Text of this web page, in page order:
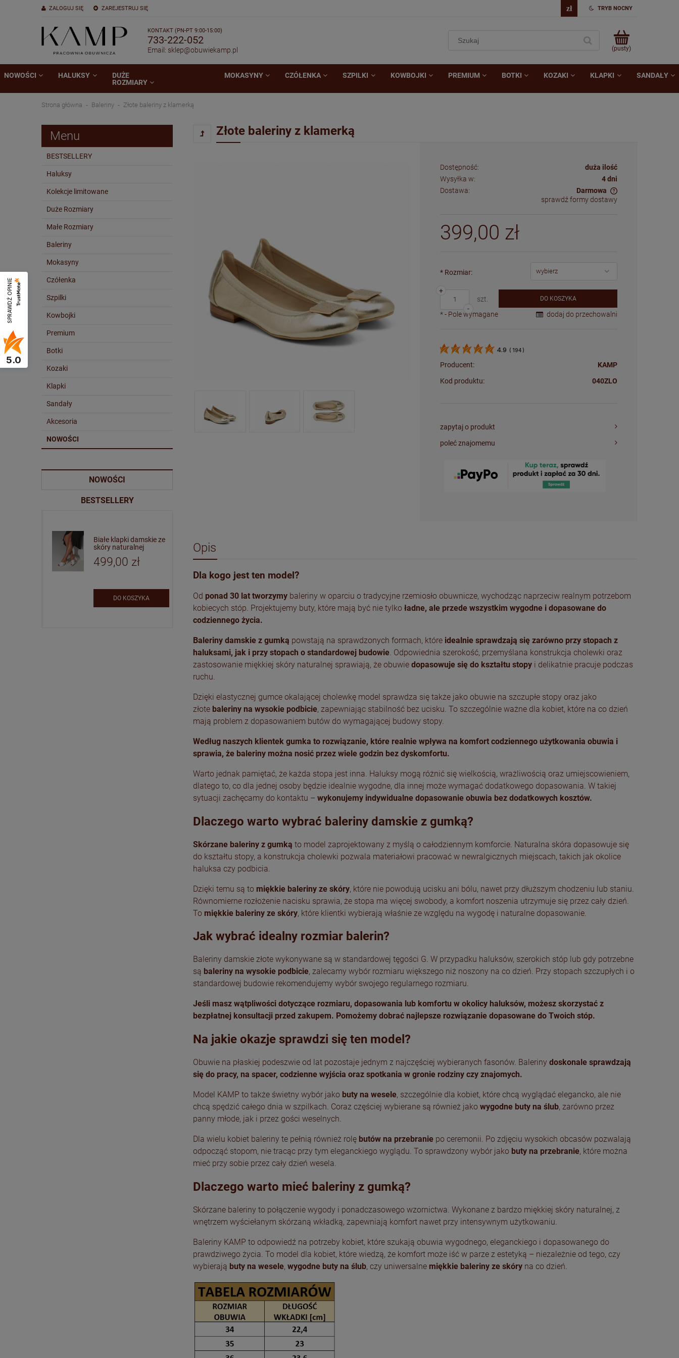
ZAREJESTRUJ SIĘ
ZALOGUJ SIĘ TRYB NOCNY
KONTAKT (PN-PT 9:00-15:00)
733-222-052
Email: sklep@obuwiekamp.pl (pusty)
NOWOŚCI HALUKSY
DUŻE
ROZMIARY
MOKASYNY CZÓŁENKA SZPILKI KOWBOJKI PREMIUM BOTKI KOZAKI KLAPKI SANDAŁY
Strona główna Baleriny Złote baleriny z klamerką
Menu
BESTSELLERY
Haluksy
Kolekcje limitowane
Duże Rozmiary
Małe Rozmiary
Baleriny
Mokasyny
Czółenka
Szpilki
Kowbojki
Premium
Botki
Kozaki
Klapki
Sandały
Akcesoria
NOWOŚCI
NOWOŚCI
BESTSELLERY
Białe klapki damskie ze
skóry naturalnej
499,00 zł
DO KOSZYKA DO KOSZYKA DO KOSZYKA
Beżowe klapki z
miękkiej skóry
499,00 zł
DO KOSZYKA DO KOSZYKA DO KOSZYKA DO KOSZYKA
Złote baleriny z klamerką
Dostępność:
duża ilość
Wysyłka w:
4 dni
Dostawa:
Darmowa
sprawdź formy dostawy
399,00 zł
* Rozmiar:
-
+
szt.
DO KOSZYKA
dodaj do przechowalni
*- Pole wymagane
4.9 ( 194 )
Producent:
KAMP
Kod produktu:
040ZLO
zapytaj o produkt
poleć znajomemu
Opis
Dla kogo jest ten model?
Od ponad 30 lat tworzymy baleriny w oparciu o tradycyjne rzemiosło obuwnicze, wychodząc naprzeciw realnym potrzebom
kobiecych stóp. Projektujemy buty, które mają być nie tylko ładne, ale przede wszystkim wygodne i dopasowane do
codziennego życia.
Baleriny damskie z gumką powstają na sprawdzonych formach, które idealnie sprawdzają się zarówno przy stopach z
haluksami, jak i przy stopach o standardowej budowie . Odpowiednia szerokość, przemyślana konstrukcja cholewki oraz
zastosowanie miękkiej skóry naturalnej sprawiają, że obuwie dopasowuje się do kształtu stopy i delikatnie pracuje podczas
ruchu.
Dzięki elastycznej gumce okalającej cholewkę model sprawdza się także jako obuwie na szczupłe stopy oraz jako
złote baleriny na wysokie podbicie, zapewniając stabilność bez ucisku. To szczególnie ważne dla kobiet, które na co dzień
mają problem z dopasowaniem butów do wymagającej budowy stopy.
Według naszych klientek gumka to rozwiązanie, które realnie wpływa na komfort codziennego użytkowania obuwia i
sprawia, że baleriny można nosić przez wiele godzin bez dyskomfortu.
Warto jednak pamiętać, że każda stopa jest inna. Haluksy mogą różnić się wielkością, wrażliwością oraz umiejscowieniem,
dlatego to, co dla jednej osoby będzie idealnie wygodne, dla innej może wymagać dodatkowego dopasowania. W takiej
sytuacji zachęcamy do kontaktu – wykonujemy indywidualne dopasowanie obuwia bez dodatkowych kosztów.
Dlaczego warto wybrać baleriny damskie z gumką?
Skórzane baleriny z gumką to model zaprojektowany z myślą o całodziennym komforcie. Naturalna skóra dopasowuje się
do kształtu stopy, a konstrukcja cholewki pozwala materiałowi pracować w newralgicznych miejscach, takich jak okolice
haluksa czy podbicia.
Dzięki temu są to miękkie baleriny ze skóry, które nie powodują ucisku ani bólu, nawet przy dłuższym chodzeniu lub staniu.
Równomierne rozłożenie nacisku sprawia, że stopa ma więcej swobody, a komfort noszenia utrzymuje się przez cały dzień.
To miękkie baleriny ze skóry, które klientki wybierają właśnie ze względu na wygodę i naturalne dopasowanie.
Jak wybrać idealny rozmiar balerin?
Baleriny damskie złote wykonywane są w standardowej tęgości G. W przypadku haluksów, szerokich stóp lub gdy potrzebne
są baleriny na wysokie podbicie, zalecamy wybór rozmiaru większego niż noszony na co dzień. Przy stopach szczupłych i o
standardowej budowie rekomendujemy wybór swojego regularnego rozmiaru.
Jeśli masz wątpliwości dotyczące rozmiaru, dopasowania lub komfortu w okolicy haluksów, możesz skorzystać z
bezpłatnej konsultacji przed zakupem. Pomożemy dobrać najlepsze rozwiązanie dopasowane do Twoich stóp.
Na jakie okazje sprawdzi się ten model?
Obuwie na płaskiej podeszwie od lat pozostaje jednym z najczęściej wybieranych fasonów. Baleriny doskonale sprawdzają
się do pracy, na spacer, codzienne wyjścia oraz spotkania w gronie rodziny czy znajomych.
Model KAMP to także świetny wybór jako buty na wesele, szczególnie dla kobiet, które chcą wyglądać elegancko, ale nie
chcą spędzić całego dnia w szpilkach. Coraz częściej wybierane są również jako wygodne buty na ślub, zarówno przez
panny młode, jak i przez gości weselnych.
Dla wielu kobiet baleriny te pełnią również rolę butów na przebranie po ceremonii. Po zdjęciu wysokich obcasów pozwalają
odpocząć stopom, nie tracąc przy tym eleganckiego wyglądu. To sprawdzony wybór jako buty na przebranie, które można
mieć przy sobie przez cały dzień wesela.
Dlaczego warto mieć baleriny z gumką?
Skórzane baleriny to połączenie wygody i ponadczasowego wzornictwa. Wykonane z bardzo miękkiej skóry naturalnej, z
wnętrzem wyściełanym skórzaną wkładką, zapewniają komfort nawet przy intensywnym użytkowaniu.
Baleriny KAMP to odpowiedź na potrzeby kobiet, które szukają obuwia wygodnego, eleganckiego i dopasowanego do
prawdziwego życia. To model dla kobiet, które wiedzą, że komfort może iść w parze z estetyką – niezależnie od tego, czy
wybierają buty na wesele, wygodne buty na ślub, czy uniwersalne miękkie baleriny ze skóry na co dzień.
SPRAWDŹ OPINIE
5.0